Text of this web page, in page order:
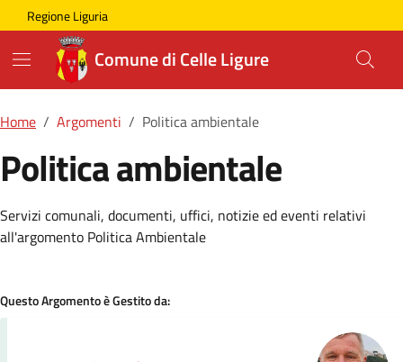
Skip to main content
Comune di Celle Ligure
Regione Liguria
Comune di Celle Ligure
Home Argomenti Politica ambientale
Politica ambientale
Dettagli della Notizia
Servizi comunali, documenti, uffici, notizie ed eventi relativi
all'argomento Politica Ambientale
Questo Argomento è Gestito da: